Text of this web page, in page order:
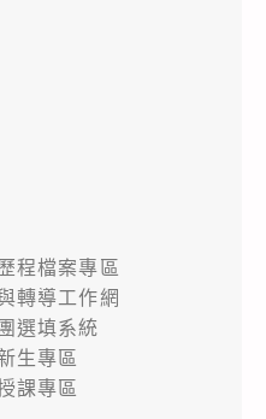
程檔案專區
轉導工作網
選填系統
生專區
課專區